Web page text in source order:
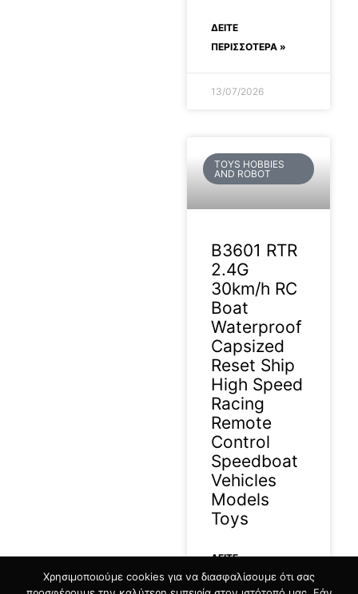
ΔΕΊΤΕ
ΠΕΡΙΣΣΟΤΕΡΑ »
13/07/2026
TOYS HOBBIES
AND ROBOT
B3601 RTR
2.4G
30km/h RC
Boat
Waterproof
Capsized
Reset Ship
High Speed
Racing
Remote
Control
Speedboat
Vehicles
Models
Toys
ΔΕΊΤΕ
ΠΕΡΙΣΣΟΤΕΡΑ »
Χρησιμοποιούμε cookies για να διασφαλίσουμε ότι σας